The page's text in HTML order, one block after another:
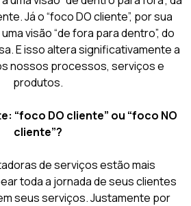
Já o “foco DO cliente”, por sua
visão “de fora para dentro”, do
E isso altera significativamente a
nossos processos, serviços e
produtos.
“foco DO cliente” ou “foco NO
cliente”?
de serviços estão mais
toda a jornada de seus clientes
seus serviços. Justamente por